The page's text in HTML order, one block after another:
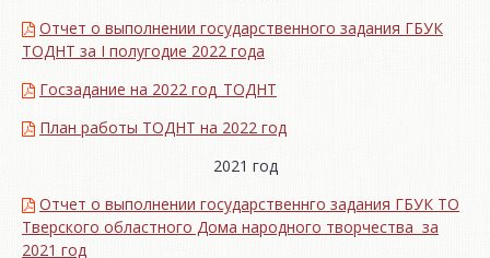
Отчет о выполнении государственного задания ГБУК
ТОДНТ за I полугодие 2022 года
Госзадание на 2022 год_ТОДНТ
План работы ТОДНТ на 2022 год
2021 год
Отчет о выполнении государственнго задания ГБУК ТО
Тверского областного Дома народного творчества за
2021 год